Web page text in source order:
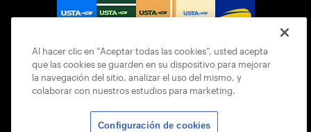
Al hacer clic en “Aceptar todas las cookies”, usted acepta
que las cookies se guarden en su dispositivo para mejorar
la navegación del sitio, analizar el uso del mismo, y
colaborar con nuestros estudios para marketing.
Configuración de cookies